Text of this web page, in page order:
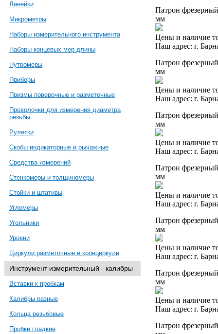
Линейки
Микрометры
Наборы измерительного инструмента
Наборы концевых мер длины
Нутромеры
Приборы
Призмы поверочные и разметочные
Проволочки для измерения диаметра
резьбы
Рулетки
Скобы индикаторные и рычажные
Средства измерений
Стенкомеры и толщиномеры
Стойки и штативы
Угломеры
Угольники
Уровни
Циркули разметочные и кронциркули
Инструмент измерительный - калибры
Вставки к пробкам
Калибры разные
Кольца резьбовые
Пробки гладкие
Патрон
мм
Цены и наличие
Наш адрес: г.
Патрон
мм
Цены и наличие
Наш адрес: г.
Патрон
мм
Цены и наличие
Наш адрес: г.
Патрон
мм
Цены и наличие
Наш адрес: г.
Патрон
мм
Цены и наличие
Наш адрес: г.
Патрон
мм
Цены и наличие
Наш адрес: г.
Патрон